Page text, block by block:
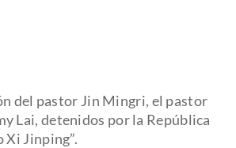
del pastor Jin Mingri, el pastor
Lai, detenidos por la República
Jinping”.